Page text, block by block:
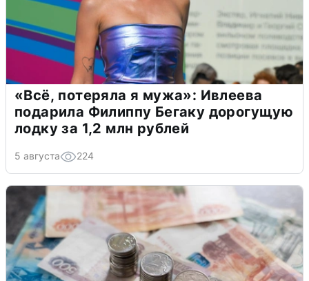
«Всё, потеряла я мужа»: Ивлеева
подарила Филиппу Бегаку дорогущую
лодку за 1,2 млн рублей
5 августа 224